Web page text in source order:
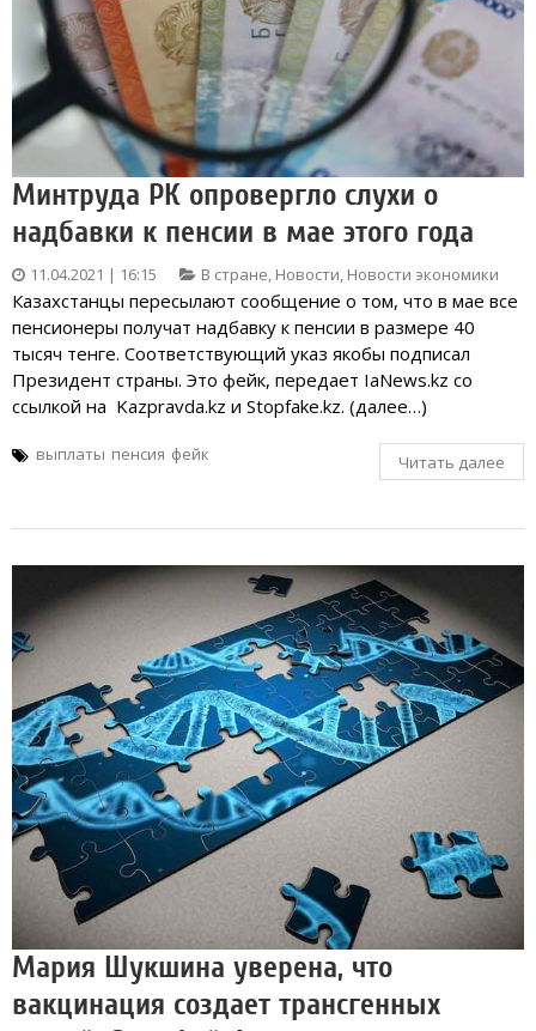
Минтруда РК опровергло слухи о
надбавки к пенсии в мае этого года
11.04.2021 | 16:15 В стране, Новости, Новости экономики
Казахстанцы пересылают сообщение о том, что в мае все
пенсионеры получат надбавку к пенсии в размере 40
тысяч тенге. Соответствующий указ якобы подписал
Президент страны. Это фейк, передает IaNews.kz со
ссылкой на Kazpravda.kz и Stopfake.kz. (далее…)
выплаты пенсия фейк Читать далее
Мария Шукшина уверена, что
вакцинация создает трансгенных